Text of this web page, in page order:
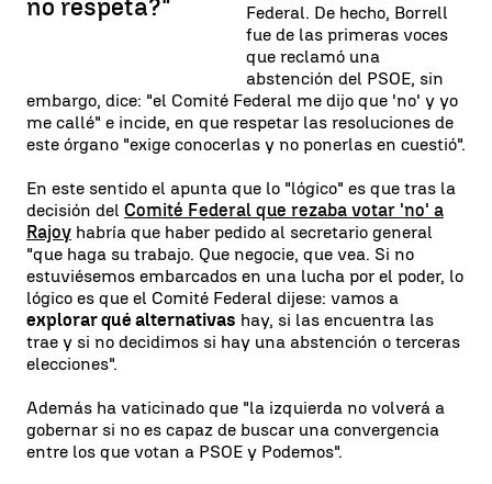
no respeta?"
Federal. De hecho, Borrell
fue de las primeras voces
que reclamó una
abstención del PSOE, sin
embargo, dice: "el Comité Federal me dijo que 'no' y yo
me callé" e incide, en que respetar las resoluciones de
este órgano "exige conocerlas y no ponerlas en cuestió".
En este sentido el apunta que lo "lógico" es que tras la
decisión del Comité Federal que rezaba votar 'no' a
Rajoy habría que haber pedido al secretario general
"que haga su trabajo. Que negocie, que vea. Si no
estuviésemos embarcados en una lucha por el poder, lo
lógico es que el Comité Federal dijese: vamos a
explorar qué alternativas hay, si las encuentra las
trae y si no decidimos si hay una abstención o terceras
elecciones".
Además ha vaticinado que "la izquierda no volverá a
gobernar si no es capaz de buscar una convergencia
entre los que votan a PSOE y Podemos".